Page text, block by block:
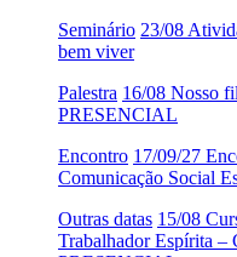
Seminário 23/08
bem viver
Palestra 16/08 Nosso
PRESENCIAL
Encontro 17/09/27
Comunicação Social
Outras datas 15/08
Trabalhador Espírita –